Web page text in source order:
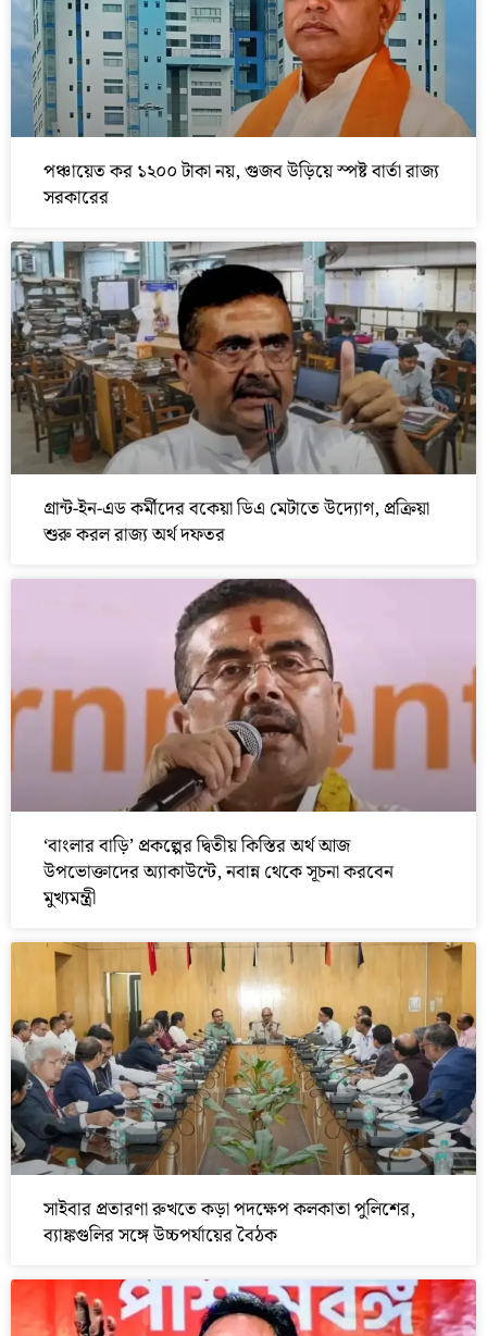
পঞ্চায়েত কর ১২০০ টাকা নয়, গুজব উড়িয়ে স্পষ্ট বার্তা রাজ্য
সরকারের
গ্রান্ট-ইন-এড কর্মীদের বকেয়া ডিএ মেটাতে উদ্যোগ, প্রক্রিয়া
শুরু করল রাজ্য অর্থ দফতর
‘বাংলার বাড়ি’ প্রকল্পের দ্বিতীয় কিস্তির অর্থ আজ
উপভোক্তাদের অ্যাকাউন্টে, নবান্ন থেকে সূচনা করবেন
মুখ্যমন্ত্রী
সাইবার প্রতারণা রুখতে কড়া পদক্ষেপ কলকাতা পুলিশের,
ব্যাঙ্কগুলির সঙ্গে উচ্চপর্যায়ের বৈঠক